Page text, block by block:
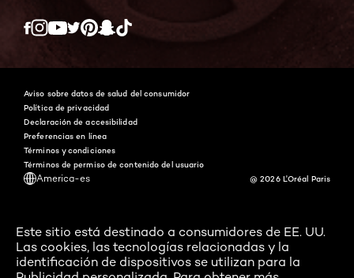
America-es
Aviso sobre datos de salud del consumidor
Política de privacidad
Declaración de accesibilidad
Preferencias en línea
Términos y condiciones
Términos de permiso de contenido del usuario
@ 2026 L'Oréal Paris
Este sitio está destinado a consumidores de EE. UU.
Las cookies, las tecnologías relacionadas y la
identificación de dispositivos se utilizan para la